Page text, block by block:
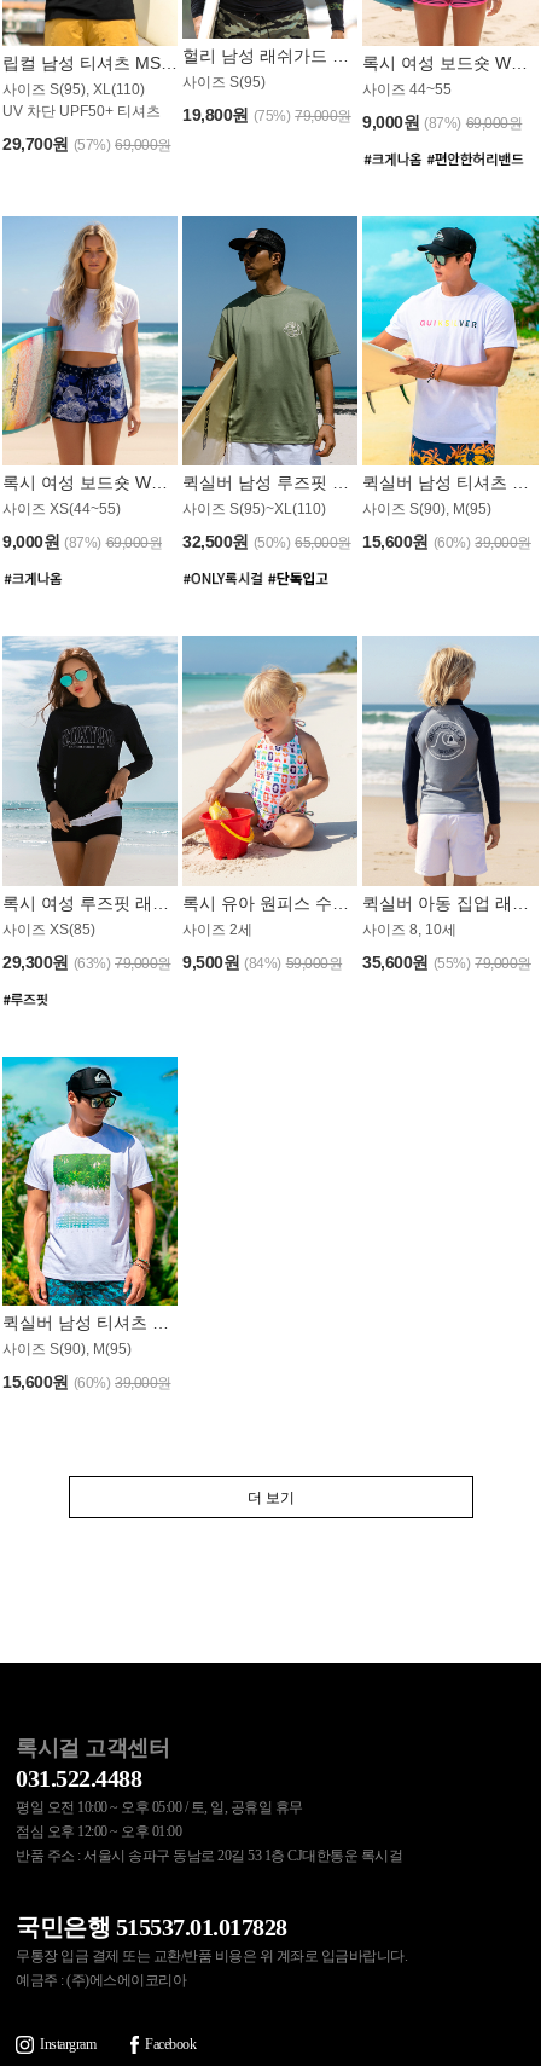
사이즈 S(95), XL(110)
UV 차단 UPF50+ 티셔츠
29,700원 (57%) 69,000원
사이즈 S(95)
19,800원 (75%) 79,000원
사이즈 44~55
9,000원 (87%) 69,000원
사이즈 XS(44~55)
9,000원 (87%) 69,000원
사이즈 S(95)~XL(110)
32,500원 (50%) 65,000원
사이즈 S(90), M(95)
15,600원 (60%) 39,000원
사이즈 XS(85)
29,300원 (63%) 79,000원
사이즈 2세
9,500원 (84%) 59,000원
사이즈 8, 10세
35,600원 (55%) 79,000원
퀵실버 남성 티셔츠 MST357WQS
사이즈 S(90), M(95)
15,600원 (60%) 39,000원
더 보기
록시걸 고객센터
031.522.4488
평일 오전 10:00 ~ 오후 05:00 / 토, 일, 공휴일 휴무
점심 오후 12:00 ~ 오후 01:00
반품 주소 : 서울시 송파구 동남로 20길 53 1층 CJ대한통운 록시걸
국민은행 515537.01.017828
무통장 입금 결제 또는 교환/반품 비용은 위 계좌로 입금바랍니다.
예금주 : (주)에스에이코리아
Instargram Facebook